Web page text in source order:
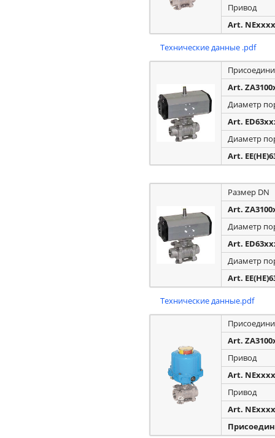
Привод
Art.
Технические данные .pdf
Art.
Диаметр
Art.
Диаметр
Art.
Размер DN
Art.
Диаметр
Art.
Диаметр
Art.
Технические данные.pdf
Art.
Привод
Art.
Привод
Art.